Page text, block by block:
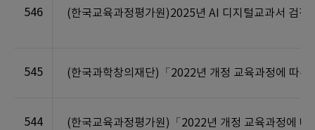
546 (한국교육과정평가원)2025년 AI 디지털교과서 검정
545 (한국과학창의재단)「2022년 개정 교육과정에 따
544 (한국교육과정평가원)「2022년 개정 교육과정에